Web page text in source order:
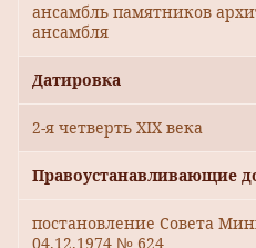
ансамбль памятников
ансамбля
Датировка
2-я четверть XIX века
Правоустанавливающие
постановление Совета
04.12.1974 № 624